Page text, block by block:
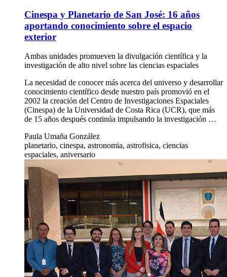
Cinespa y Planetario de San José: 16 años
aportando conocimiento sobre el espacio
exterior
Ambas unidades promueven la divulgación científica y la
investigación de alto nivel sobre las ciencias espaciales
La necesidad de conocer más acerca del universo y desarrollar
conocimiento científico desde nuestro país promovió en el
2002 la creación del Centro de Investigaciones Espaciales
(Cinespa) de la Universidad de Costa Rica (UCR), que más
de 15 años después continúa impulsando la investigación …
Paula Umaña González
planetario, cinespa, astronomia, astrofisica, ciencias
espaciales, aniversario